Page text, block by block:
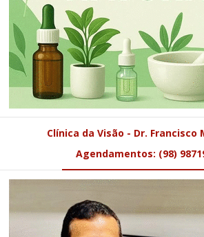
Clínica da Visão - Dr. Francisco
Agendamentos: (98)